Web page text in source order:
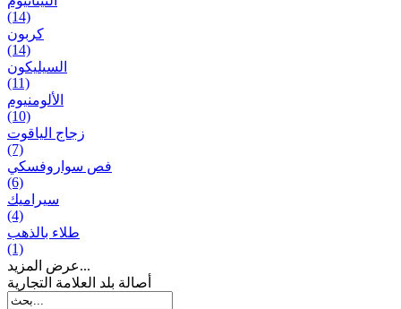
(14)
كربون
(14)
السيليكون
(11)
الألومنيوم
(10)
زجاج الياقوت
(7)
فص سواروفسكي
(6)
سيراميك
(4)
طلاء بالذهب
(1)
عرض المزيد...
أصالة بلد العلامة التجارية